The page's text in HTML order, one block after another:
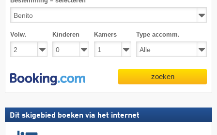
Volw. Kinderen Kamers Type accomm.
zoeken
Dit skigebied boeken via het internet